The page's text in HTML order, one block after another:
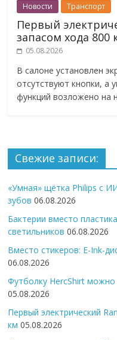
Новости Транспорт
Первый
запасом хода 800
05.08.2026
В салоне установлен
отсутствуют кнопки, а
функций возложено на
Свежие записи:
«Умная» щётка Philips с
зубов 06.08.2026
Бактерии вместо
светильников 06.08.2026
Вместо стикеров: E-Ink-
06.08.2026
Футболку HercShirt
05.08.2026
Первый электрический
км 05.08.2026